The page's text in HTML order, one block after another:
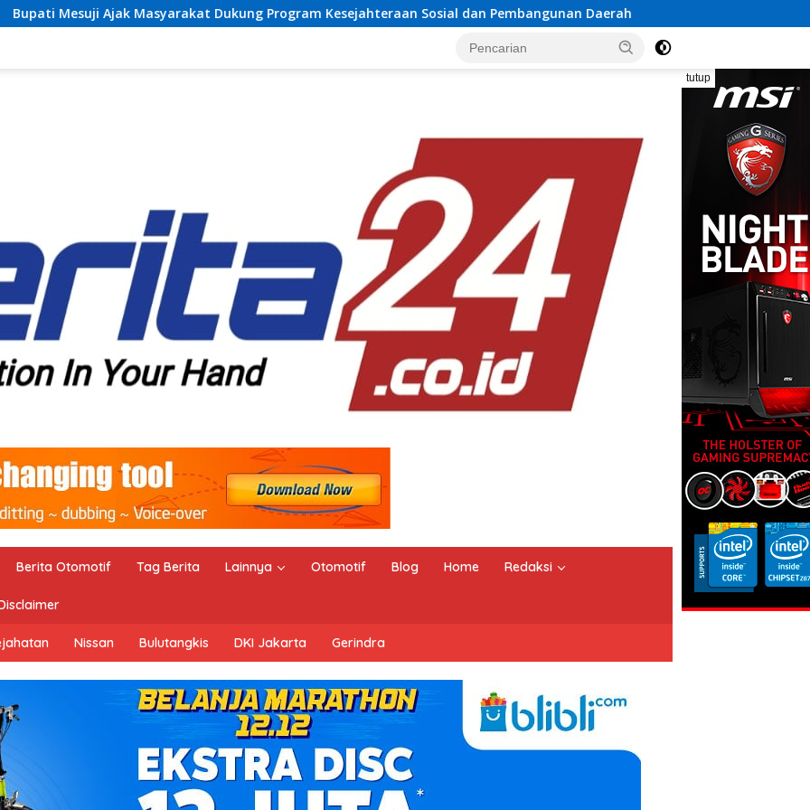
Masyarakat Dukung Program Kesejahteraan Sosial dan Pembangunan Daerah Rayakan Semangat Kemerdekaan
tutup
Berita Otomotif Tag Berita Lainnya Otomotif Blog Home Redaksi
Nissan Bulutangkis DKI Jakarta Gerindra